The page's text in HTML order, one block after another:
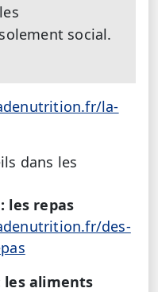
social.
la-
dans les
les repas
des-
les aliments